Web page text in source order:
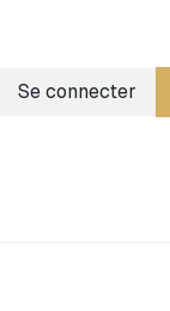
Se connecter